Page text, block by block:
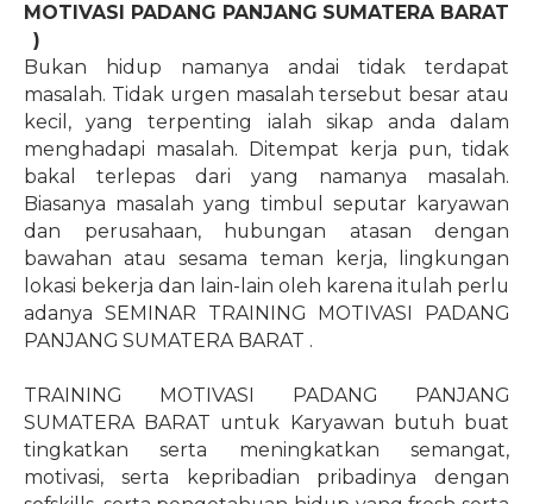
MOTIVASI PADANG PANJANG SUMATERA BARAT
)
Bukan hidup namanya andai tidak terdapat
masalah. Tidak urgen masalah tersebut besar atau
kecil, yang terpenting ialah sikap anda dalam
menghadapi masalah. Ditempat kerja pun, tidak
bakal terlepas dari yang namanya masalah.
Biasanya masalah yang timbul seputar karyawan
dan perusahaan, hubungan atasan dengan
bawahan atau sesama teman kerja, lingkungan
lokasi bekerja dan lain-lain oleh karena itulah perlu
adanya SEMINAR TRAINING MOTIVASI PADANG
PANJANG SUMATERA BARAT .
TRAINING MOTIVASI PADANG PANJANG
SUMATERA BARAT untuk Karyawan butuh buat
tingkatkan serta meningkatkan semangat,
motivasi, serta kepribadian pribadinya dengan